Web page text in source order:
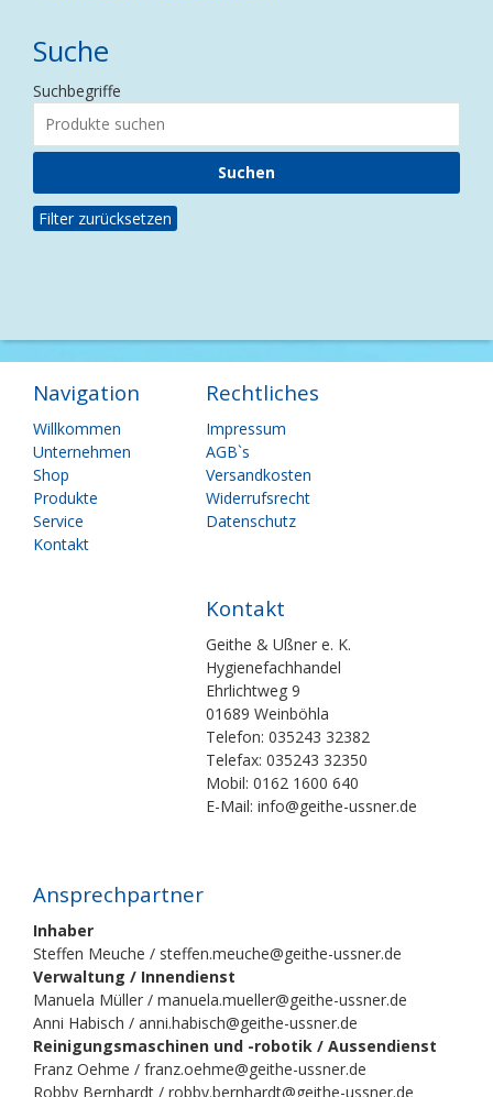
Suche
Suchbegriffe
Filter zurücksetzen
Navigation
Navigation
überspringen
Willkommen
Unternehmen
Shop
Produkte
Service
Kontakt
Rechtliches
Navigation
überspringen
Impressum
AGB`s
Versandkosten
Widerrufsrecht
Datenschutz
Kontakt
Geithe & Ußner e. K.
Hygienefachhandel
Ehrlichtweg 9
01689 Weinböhla
Telefon: 035243 32382
Telefax: 035243 32350
Mobil: 0162 1600 640
E-Mail: info@geithe-ussner.de
Ansprechpartner
Inhaber
Steffen Meuche / steffen.meuche@geithe-ussner.de
Verwaltung / Innendienst
Manuela Müller / manuela.mueller@geithe-ussner.de
Anni Habisch / anni.habisch@geithe-ussner.de
Reinigungsmaschinen und -robotik / Aussendienst
Franz Oehme / franz.oehme@geithe-ussner.de
Robby Bernhardt / robby.bernhardt@geithe-ussner.de